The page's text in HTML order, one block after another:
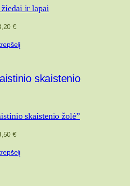
žiedai ir lapai
€
skaistenio žolė”
€